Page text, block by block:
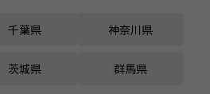
千葉県 神奈川県
茨城県 群馬県